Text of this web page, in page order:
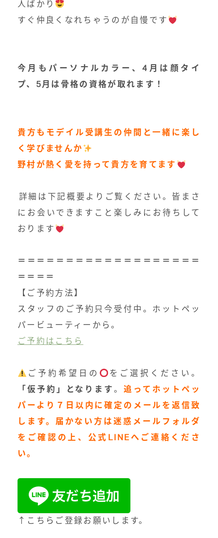
人ばかり
すぐ仲良くなれちゃうのが自慢です
今月もパーソナルカラー、4月は顔タイ
プ、5月は骨格の資格が取れます！
貴方もモデイル受講生の仲間と一緒に楽し
く学びませんか
野村が熱く愛を持って貴方を育てます
⁡詳細は下記概要よりご覧ください。皆まさ
にお会いできますこと楽しみにお待ちして
おります
＝＝＝＝＝＝＝＝＝＝＝＝＝＝＝＝＝＝＝
＝＝＝＝
【ご予約方法】
スタッフのご予約只今受付中。ホットペッ
パービューティーから。
ご予約はこちら
ご予約希望日の をご選択ください。
「仮予約」となります。追ってホットペッ
パーより７日以内に確定のメールを返信致
します。届かない方は迷惑メールフォルダ
をご確認の上、公式LINEへご連絡くださ
い。
↑こちらご登録お願いします。